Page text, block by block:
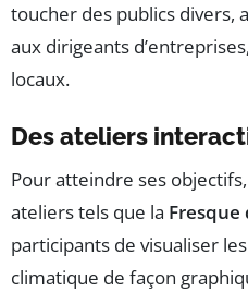
toucher des publics divers,
aux dirigeants
locaux.
Des ateliers
Pour atteindre ses
ateliers tels que la
participants de visualiser
climatique de façon